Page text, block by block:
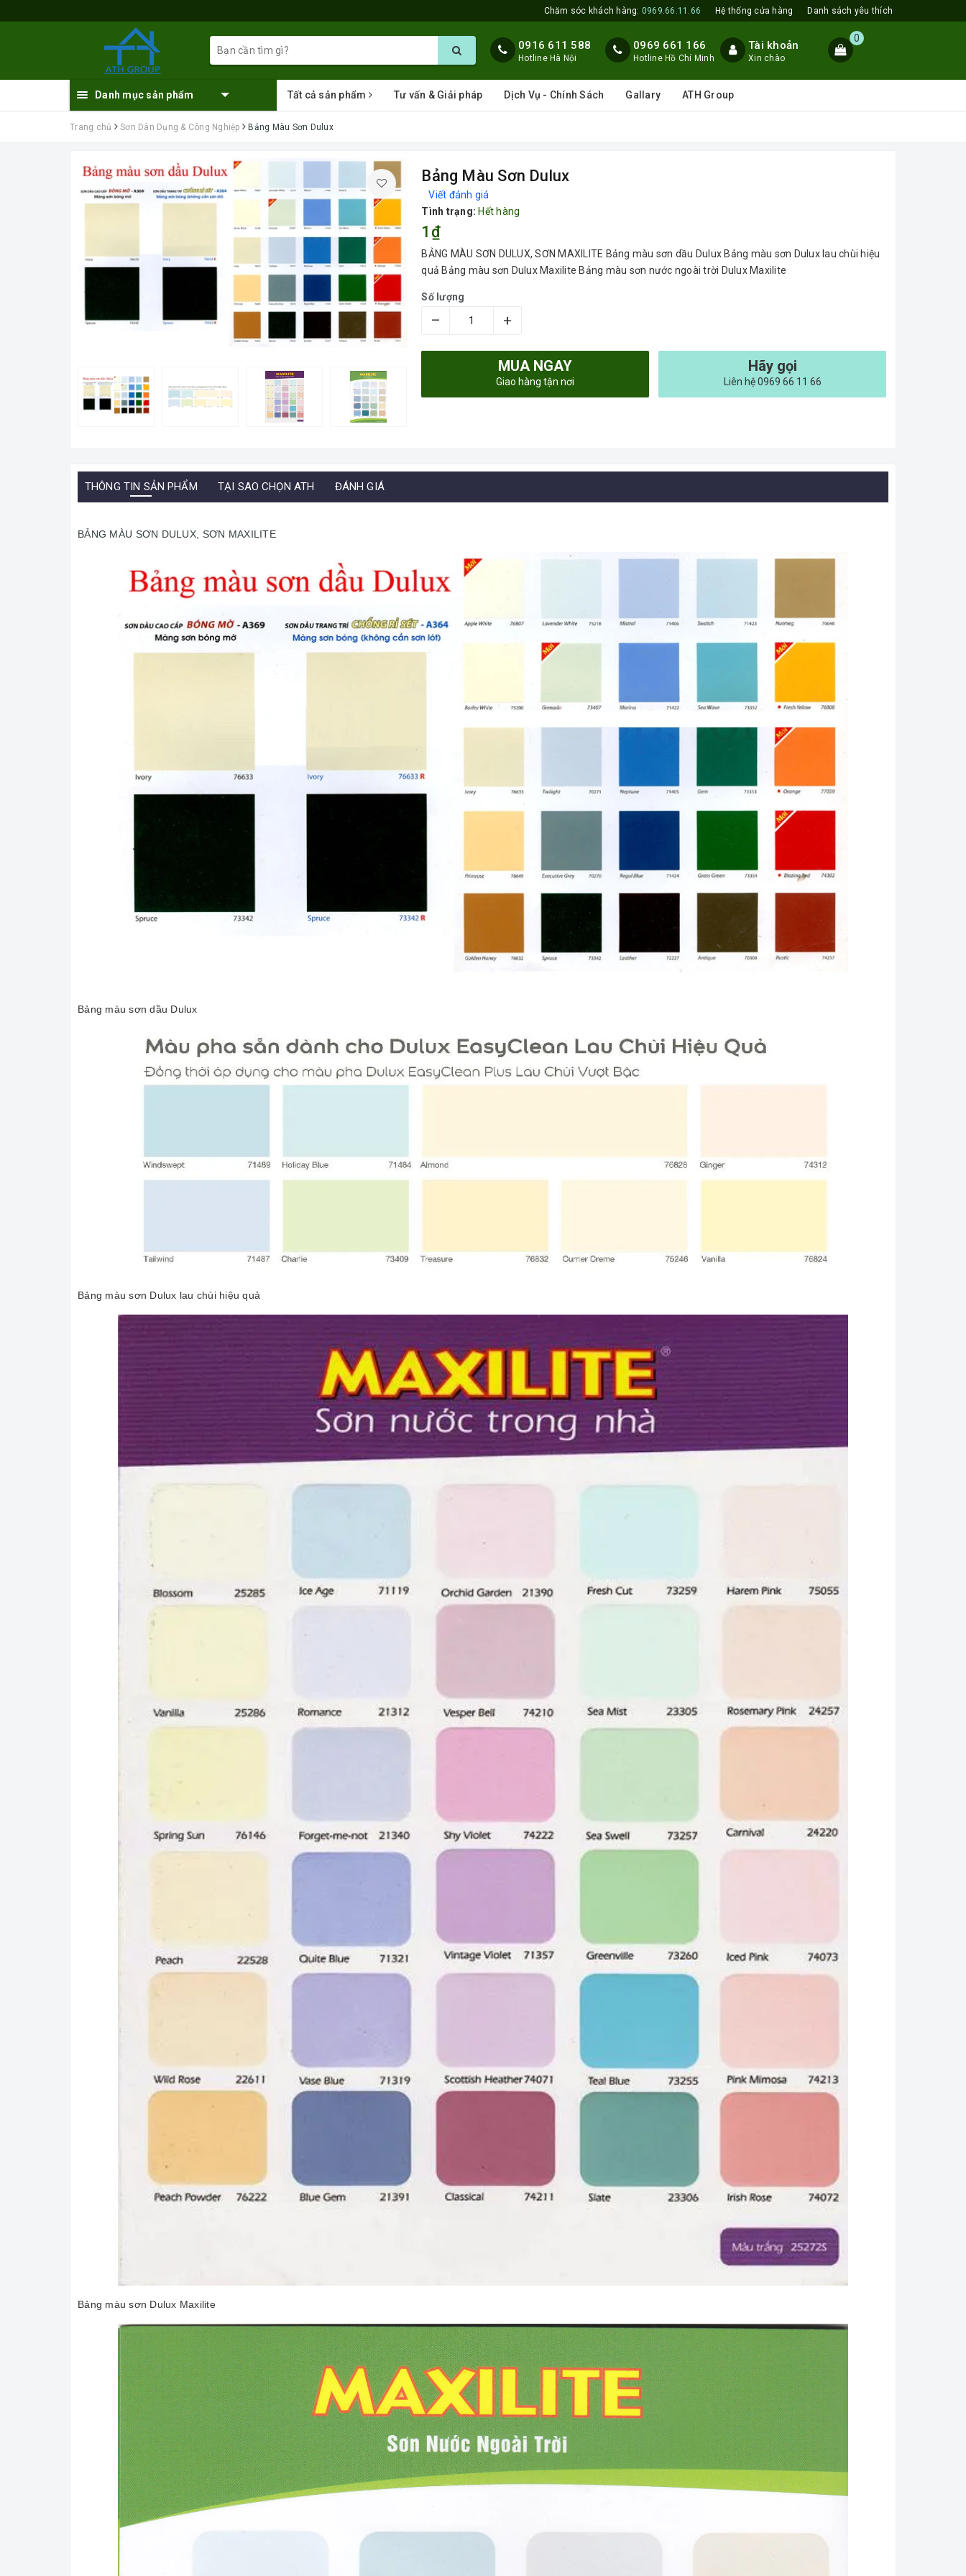
Chăm sóc khách hàng: 0969.66.11.66 Hệ thống cửa hàng Danh sách yêu thích
0916 611 588
Hotline Hà Nội
0969 661 166
Hotline Hồ Chí Minh
Tài khoản
Xin chào
0
Danh mục sản phẩm Tất cả sản phẩm Tư vấn & Giải pháp Dịch Vụ - Chính Sách Gallary ATH Group
Trang chủ Sơn Dân Dụng & Công Nghiệp Bảng Màu Sơn Dulux
Bảng Màu Sơn Dulux
Viết đánh giá
Tình trạng: Hết hàng
1₫
BẢNG MÀU SƠN DULUX, SƠN MAXILITE Bảng màu sơn dầu Dulux Bảng màu sơn Dulux lau chùi hiệu
quả Bảng màu sơn Dulux Maxilite Bảng màu sơn nước ngoài trời Dulux Maxilite
Số lượng
– +
MUA NGAY
Giao hàng tận nơi
Hãy gọi
Liên hệ 0969 66 11 66
THÔNG TIN SẢN PHẨM TẠI SAO CHỌN ATH ĐÁNH GIÁ
BẢNG MÀU SƠN DULUX, SƠN MAXILITE
Bảng màu sơn dầu Dulux
Bảng màu sơn Dulux lau chùi hiệu quả
Bảng màu sơn Dulux Maxilite